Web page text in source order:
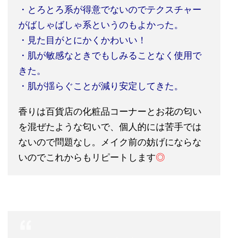
・とろとろ系が得意でないのでテクスチャー
がばしゃばしゃ系というのもよかった。
・見た目がとにかくかわいい！
・肌が敏感なときでもしみることなく使用で
きた。
・肌が揺らぐことが減り安定してきた。
香りは百貨店の化粧品コーナーとお花の匂い
を混ぜたような匂いで、個人的には苦手では
ないので問題なし。メイク前の妨げにならな
いのでこれからもリピートします◎